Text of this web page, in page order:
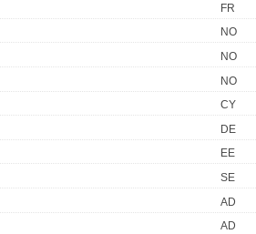
FR
NO
NO
NO
CY
DE
EE
SE
AD
AD